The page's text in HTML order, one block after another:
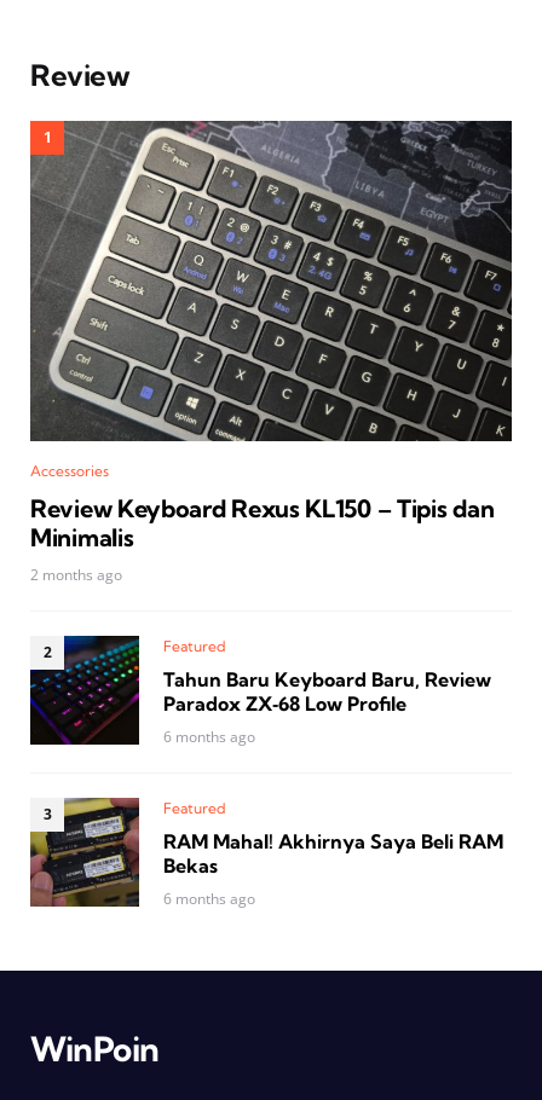
Review
Accessories
Review Keyboard Rexus KL150 – Tipis dan
Minimalis
2 months ago
Featured
Tahun Baru Keyboard Baru, Review
Paradox ZX‑68 Low Profile
6 months ago
Featured
RAM Mahal! Akhirnya Saya Beli RAM
Bekas
6 months ago
WinPoin